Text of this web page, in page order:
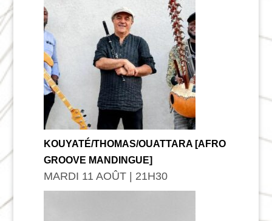
KOUYATÉ/THOMAS/OUATTARA [AFRO
GROOVE MANDINGUE]
MARDI 11 AOÛT | 21H30